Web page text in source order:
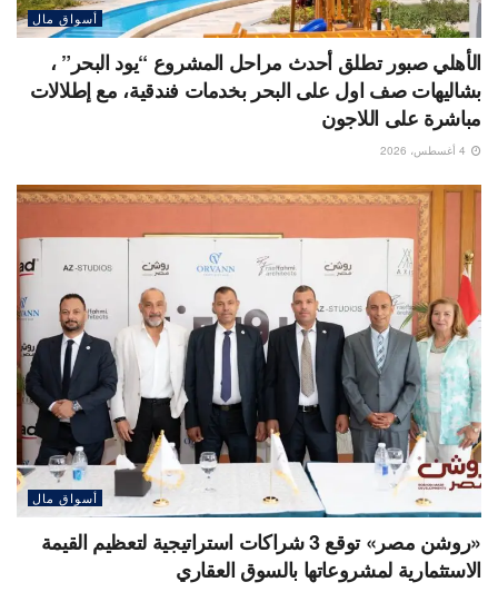
أسواق مال
الأهلي صبور تطلق أحدث مراحل المشروع “يود البحر” ،
بشاليهات صف اول على البحر بخدمات فندقية، مع إطلالات
مباشرة على اللاجون
أسواق مال
«روشن مصر» توقع 3 شراكات استراتيجية لتعظيم القيمة
الاستثمارية لمشروعاتها بالسوق العقاري